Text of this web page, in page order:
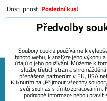
Dostupnost: Poslední kus!
Zvolte variantu
Mapa Stránek Obchodní
Záruční podmínky EVECUBE
Předvolby
Soubory cookie používáme k
tohoto webu, k analýze jeho výkonu
údajů o jeho používání. Můžeme k
služby třetích stran a
přenášena partnerům v EU, USA
Kliknutím na „Přijmout všechny
svůj souhlas s tímto zpracováním.
podrobné informace nebo upravit